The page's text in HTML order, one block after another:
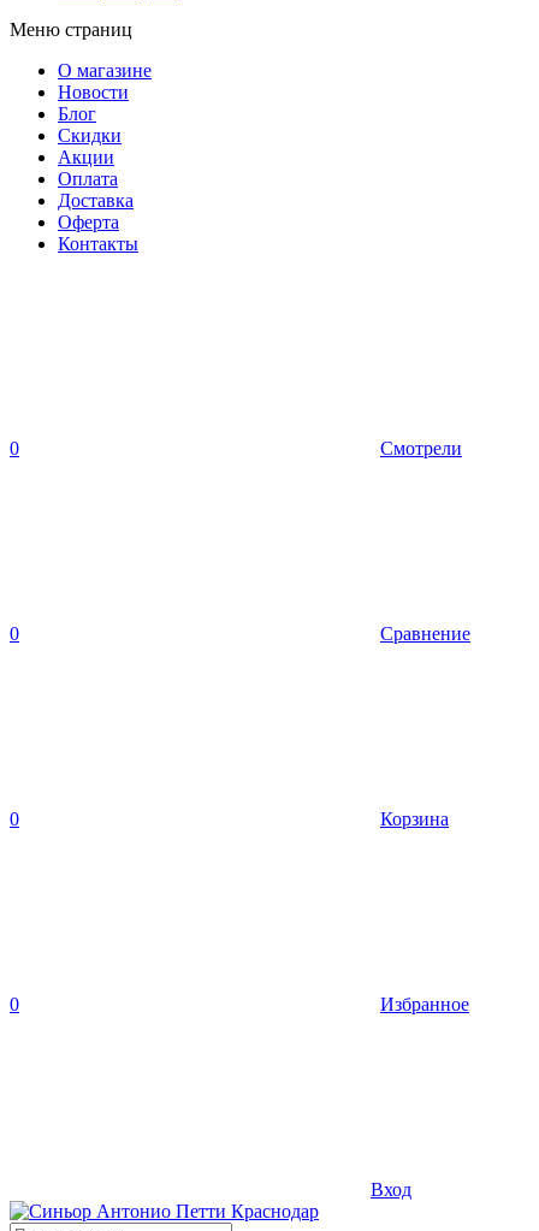
Меню страниц
О магазине
Новости
Блог
Скидки
Акции
Оплата
Доставка
Оферта
Контакты
0 Смотрели
0 Сравнение
0 Корзина
0 Избранное
Вход